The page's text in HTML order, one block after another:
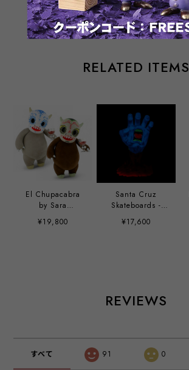
RELATED ITEMS
El Chupacabra
by Sara
Antoinette Martin
¥19,800
Santa Cruz
Skateboards -
40th Anniversary
Screaming Hand
¥17,600
REVIEWS
すべて 91 0